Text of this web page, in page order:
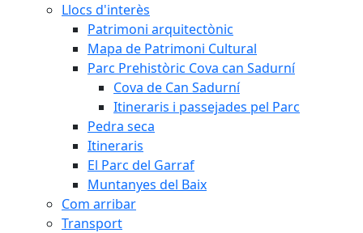
Llocs d'interès
Patrimoni arquitectònic
Mapa de Patrimoni Cultural
Parc Prehistòric Cova can Sadurní
Cova de Can Sadurní
Itineraris i passejades pel Parc
Pedra seca
Itineraris
El Parc del Garraf
Muntanyes del Baix
Com arribar
Transport